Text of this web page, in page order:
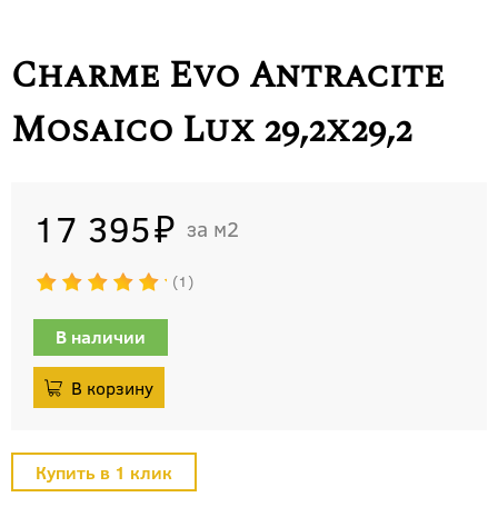
Charme Evo Antracite
Mosaico Lux 29,2x29,2
17 395 м2
1
В наличии